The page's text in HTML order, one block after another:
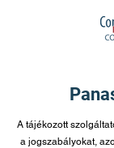
A tájékozott
a jogszabályokat,